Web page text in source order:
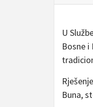
U
Bosne
Buna,